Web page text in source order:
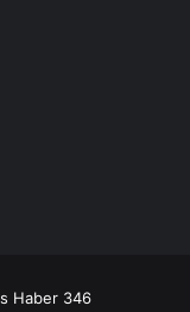
Haber 346